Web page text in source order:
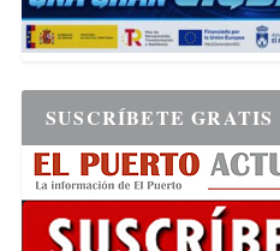
SUSCRÍBETE GRATIS